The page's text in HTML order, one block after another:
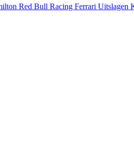
Red Bull Racing Ferrari Uitslagen